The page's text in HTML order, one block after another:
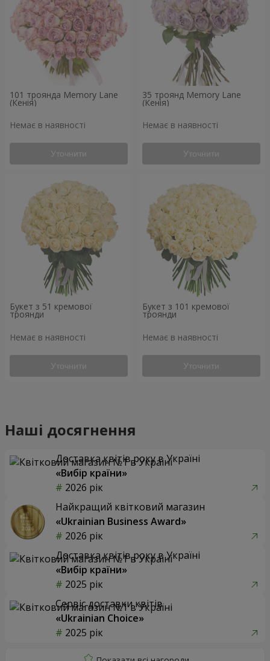
101 троянда Memory Lane
(Кенія)
Немає в наявності
Уточнити
35 троянд Memory Lane
(Кенія)
Немає в наявності
Уточнити
Букет з 51 кремової
троянди
Немає в наявності
Уточнити
Букет з 101 кремової
троянди
Немає в наявності
Уточнити
Наші досягнення
Доставка квітів року в Україні
«Вибір країни»
2026 рік
Найкращий квітковий магазин
«Ukrainian Business Award»
2026 рік
Доставка квітів року в Україні
«Вибір країни»
2025 рік
Сервіс доставки квітів
«Ukrainian Choice»
2025 рік